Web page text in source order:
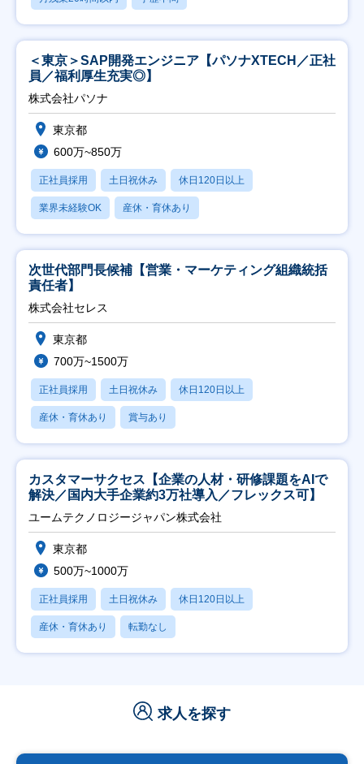
＜東京＞SAP開発エンジニア【パソナXTECH／正社
員／福利厚生充実◎】
株式会社パソナ
東京都
600万~850万
正社員採用 土日祝休み 休日120日以上
業界未経験OK 産休・育休あり
次世代部門長候補【営業・マーケティング組織統括
責任者】
株式会社セレス
東京都
700万~1500万
正社員採用 土日祝休み 休日120日以上
産休・育休あり 賞与あり
カスタマーサクセス【企業の人材・研修課題をAIで
解決／国内大手企業約3万社導入／フレックス可】
ユームテクノロジージャパン株式会社
東京都
500万~1000万
正社員採用 土日祝休み 休日120日以上
産休・育休あり 転勤なし
求人を探す